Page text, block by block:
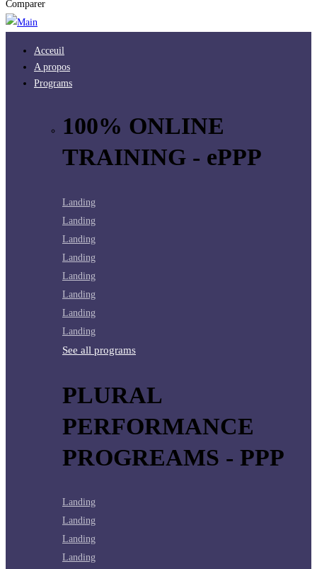
Comparer
Acceuil
A propos
Programs
100% ONLINE
TRAINING - ePPP
Landing
Landing
Landing
Landing
Landing
Landing
Landing
Landing
See all programs
PLURAL
PERFORMANCE
PROGREAMS - PPP
Landing
Landing
Landing
Landing